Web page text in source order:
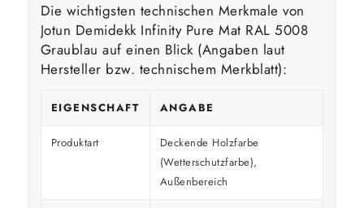
Die wichtigsten technischen Merkmale von
Jotun Demidekk Infinity Pure Mat RAL 5008
Graublau auf einen Blick (Angaben laut
Hersteller bzw. technischem Merkblatt):
EIGENSCHAFT ANGABE
Produktart
Deckende Holzfarbe
(Wetterschutzfarbe),
Außenbereich